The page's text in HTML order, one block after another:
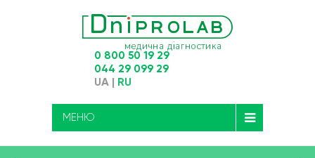
0 800 50 19 29
044 29 099 29
UA RU
МЕНЮ